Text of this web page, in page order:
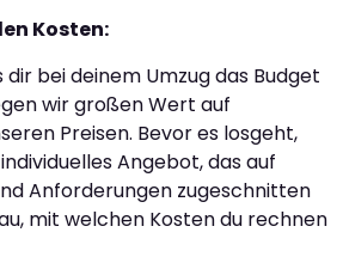
Kosten:
bei deinem Umzug das Budget
wir großen Wert auf
Preisen. Bevor es losgeht,
Angebot, das auf
Anforderungen zugeschnitten
mit welchen Kosten du rechnen